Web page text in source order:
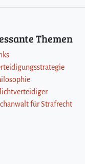
Themen
für Strafrecht